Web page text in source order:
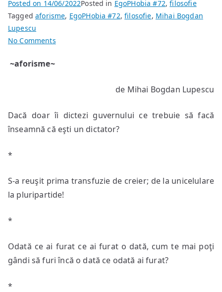
Posted on 14/06/2022Posted in EgoPHobia #72,filosofie
Taggedaforisme, EgoPHobia #72,filosofie, Mihai Bogdan
Lupescu
No Commentson
~aforisme~
de Mihai Bogdan Lupescu
Dacă doar îi dictezi guvernului ce trebuie să facă
înseamnă că eşti un dictator?
*
S-a reuşit prima transfuzie de creier; de la unicelulare
la pluripartide!
*
Odată ce ai furat ce ai furat o dată, cum te mai poţi
gândi să furi încă o dată ce odată ai furat?
*